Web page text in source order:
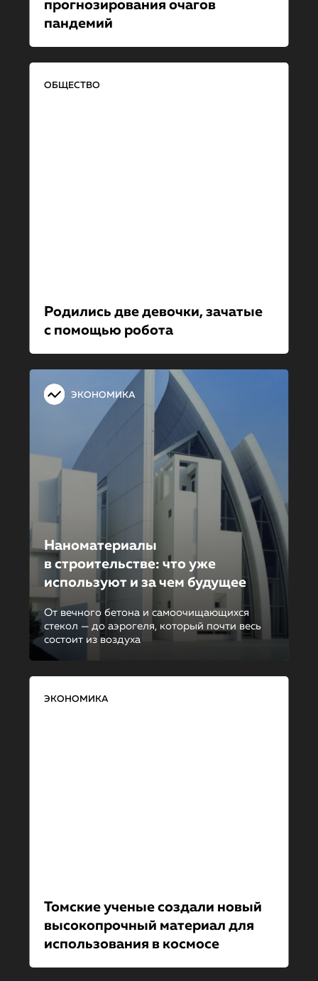
прогнозирова­ния очагов
пандемий
ОБЩЕСТВО
Родились две девочки, зачатые
с помощью робота
ЭКОНОМИКА
Наноматериалы
в строительстве: что уже
используют и за чем будущее
От вечного бетона и самоочищающихся
стекол — до аэрогеля, который почти весь
состоит из воздуха
ЭКОНОМИКА
Томские ученые создали новый
высокопрочный материал для
использования в космосе